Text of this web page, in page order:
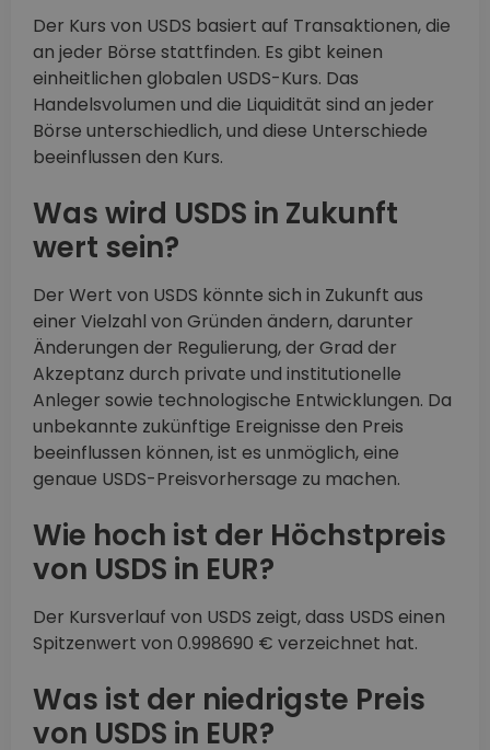
Der Kurs von USDS basiert auf Transaktionen, die
an jeder Börse stattfinden. Es gibt keinen
einheitlichen globalen USDS-Kurs. Das
Handelsvolumen und die Liquidität sind an jeder
Börse unterschiedlich, und diese Unterschiede
beeinflussen den Kurs.
Was wird USDS in Zukunft
wert sein?
Der Wert von USDS könnte sich in Zukunft aus
einer Vielzahl von Gründen ändern, darunter
Änderungen der Regulierung, der Grad der
Akzeptanz durch private und institutionelle
Anleger sowie technologische Entwicklungen. Da
unbekannte zukünftige Ereignisse den Preis
beeinflussen können, ist es unmöglich, eine
genaue USDS-Preisvorhersage zu machen.
Wie hoch ist der Höchstpreis
von USDS in EUR?
Der Kursverlauf von USDS zeigt, dass USDS einen
Spitzenwert von 0.998690 € verzeichnet hat.
Was ist der niedrigste Preis
von USDS in EUR?